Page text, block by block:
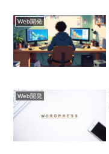
Web開発
Web開発